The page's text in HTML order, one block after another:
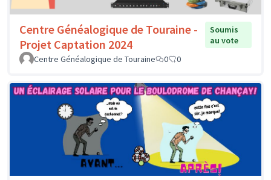
Centre Généalogique de Touraine -
Projet Captation 2024
Soumis
au vote
Centre Généalogique de Touraine
0 0